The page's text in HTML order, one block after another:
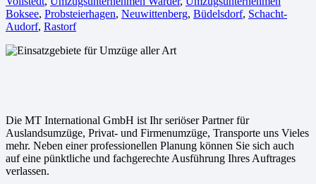
Boksee, Probsteierhagen, Neuwittenberg, Büdelsdorf, Schacht-
Audorf, Rastorf
Die MT International GmbH ist Ihr seriöser Partner für
Auslandsumzüge, Privat- und Firmenumzüge, Transporte uns Vieles
mehr. Neben einer professionellen Planung können Sie sich auch
auf eine pünktliche und fachgerechte Ausführung Ihres Auftrages
verlassen.